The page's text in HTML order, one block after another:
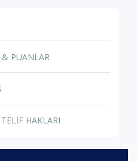
& PUANLAR
HAKLARI